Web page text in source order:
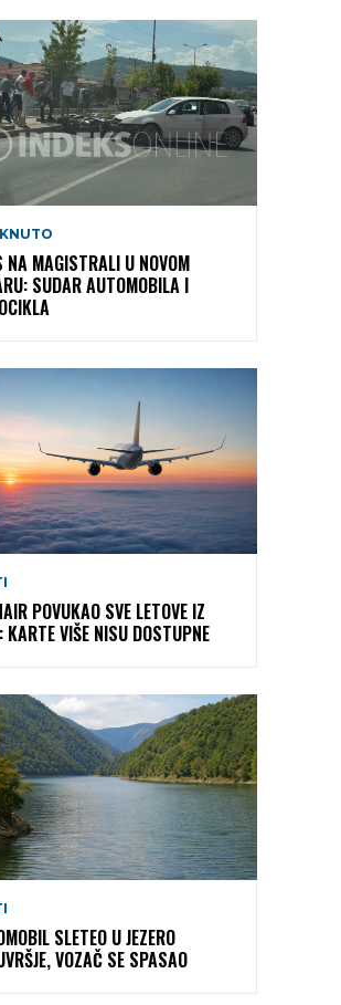
NA MAGISTRALI U NOVOM
SUDAR AUTOMOBILA I
POVUKAO SVE LETOVE IZ
KARTE VIŠE NISU DOSTUPNE
SLETEO U JEZERO
VOZAČ SE SPASAO